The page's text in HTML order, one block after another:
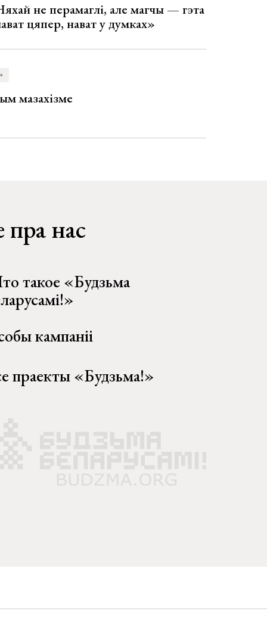
не перамаглі, але магчы — гэта
цяпер, нават у думках»
мазахізме
нас
такое «Будзьма
кампаніі
праекты «Будзьма!»